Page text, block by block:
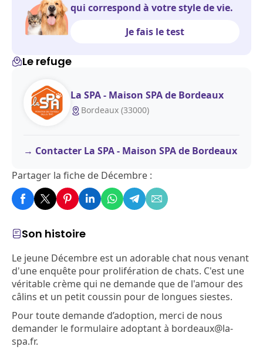
Son histoire
Le jeune Décembre est un adorable chat nous venant
d'une enquête pour prolifération de chats. C'est une
véritable crème qui ne demande que de l'amour des
câlins et un petit coussin pour de longues siestes.
Pour toute demande d’adoption, merci de nous
demander le formulaire adoptant à bordeaux@la-
spa.fr.
qui correspond à votre style de vie.
Je fais le test
Le refuge
La SPA - Maison SPA de Bordeaux
Bordeaux (33000)
Contacter La SPA - Maison SPA de Bordeaux
Partager la fiche de Décembre :